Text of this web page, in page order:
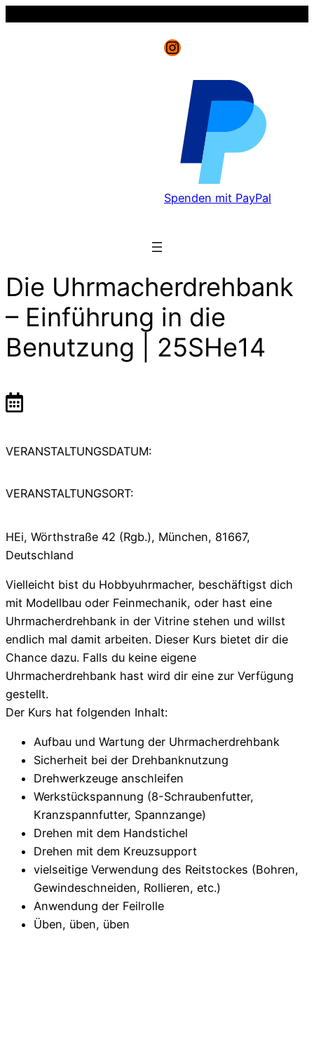
Instagram
Spenden mit PayPal
Die Uhrmacherdrehbank
– Einführung in die
Benutzung | 25SHe14
VERANSTALTUNGSDATUM:
VERANSTALTUNGSORT:
HEi, Wörthstraße 42 (Rgb.), München, 81667,
Deutschland
Vielleicht bist du Hobbyuhrmacher, beschäftigst dich
mit Modellbau oder Feinmechanik, oder hast eine
Uhrmacherdrehbank in der Vitrine stehen und willst
endlich mal damit arbeiten. Dieser Kurs bietet dir die
Chance dazu. Falls du keine eigene
Uhrmacherdrehbank hast wird dir eine zur Verfügung
gestellt.
Der Kurs hat folgenden Inhalt:
Aufbau und Wartung der Uhrmacherdrehbank
Sicherheit bei der Drehbanknutzung
Drehwerkzeuge anschleifen
Werkstückspannung (8-Schraubenfutter,
Kranzspannfutter, Spannzange)
Drehen mit dem Handstichel
Drehen mit dem Kreuzsupport
vielseitige Verwendung des Reitstockes (Bohren,
Gewindeschneiden, Rollieren, etc.)
Anwendung der Feilrolle
Üben, üben, üben